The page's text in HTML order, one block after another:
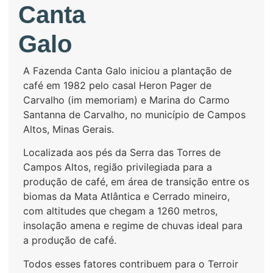
Canta
Galo
A Fazenda Canta Galo iniciou a plantação de
café em 1982 pelo casal Heron Pager de
Carvalho (im memoriam) e Marina do Carmo
Santanna de Carvalho, no município de Campos
Altos, Minas Gerais.
Localizada aos pés da Serra das Torres de
Campos Altos, região privilegiada para a
produção de café, em área de transição entre os
biomas da Mata Atlântica e Cerrado mineiro,
com altitudes que chegam a 1260 metros,
insolação amena e regime de chuvas ideal para
a produção de café.
Todos esses fatores contribuem para o Terroir